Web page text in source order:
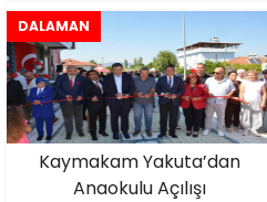
olduğu gibi Fethiye’de
törenlerle kutlandı.
DALAMAN
Kaymakam Yakuta’dan
Anaokulu Açılışı